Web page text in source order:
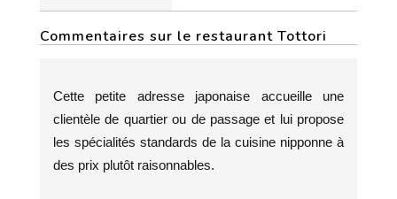
Commentaires sur le restaurant Tottori
Cette petite adresse japonaise accueille une
clientèle de quartier ou de passage et lui propose
les spécialités standards de la cuisine nipponne à
des prix plutôt raisonnables.